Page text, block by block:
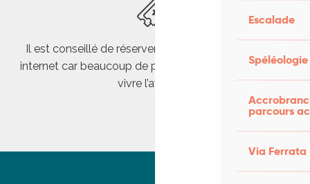
Escalade
Spéléologie
parcours
Via Ferrata
Il est conseillé de réserver ses places à l’avance sur
internet car beaucoup de petits moussaillons veulent
vivre l’aventure